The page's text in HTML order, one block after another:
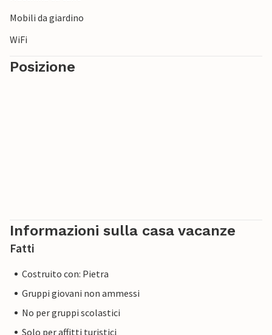
Mobili da giardino
WiFi
Posizione
Informazioni sulla casa vacanze
Fatti
Costruito con: Pietra
Gruppi giovani non ammessi
No per gruppi scolastici
Solo per affitti turistici